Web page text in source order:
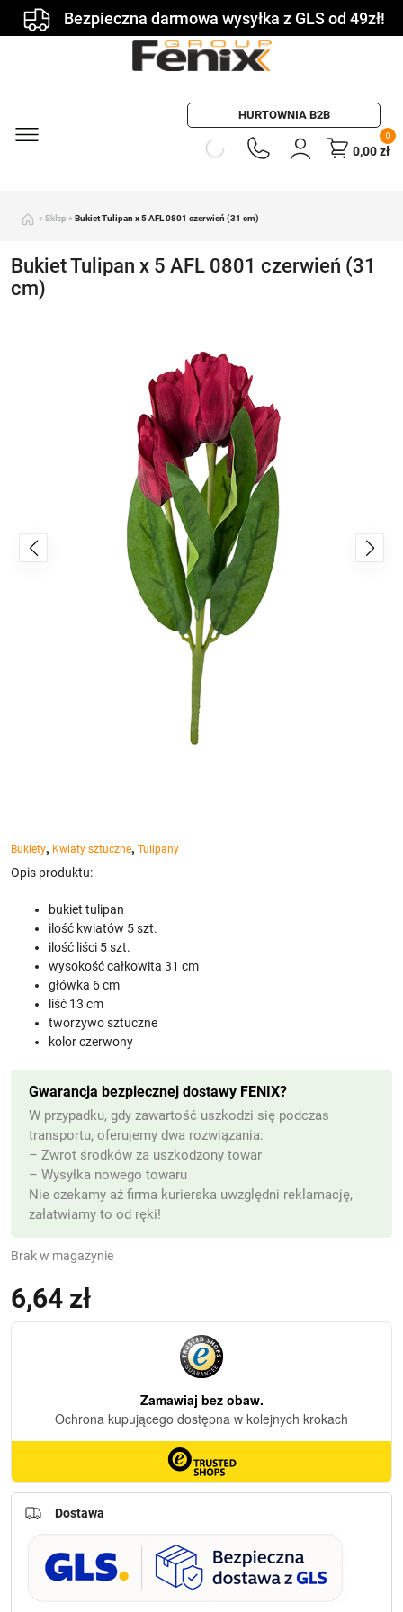
Bezpieczna darmowa wysyłka z GLS od 49zł!
HURTOWNIA B2B
0
0,00zł
» Sklep » Bukiet Tulipan x 5 AFL 0801 czerwień (31 cm)
Bukiet Tulipan x 5 AFL 0801 czerwień (31
cm)
Bukiety, Kwiaty sztuczne, Tulipany
6,64 zł
Opis produktu:
bukiet tulipan
ilość kwiatów 5 szt.
ilość liści 5 szt.
wysokość całkowita 31 cm
główka 6 cm
liść 13 cm
tworzywo sztuczne
kolor czerwony
Brak w magazynie
Gwarancja bezpiecznej dostawy FENIX?
W przypadku, gdy zawartość uszkodzi się podczas
transportu, oferujemy dwa rozwiązania:
– Zwrot środków za uszkodzony towar
– Wysyłka nowego towaru
Nie czekamy aż firma kurierska uwzględni reklamację,
załatwiamy to od ręki!
Dostawa